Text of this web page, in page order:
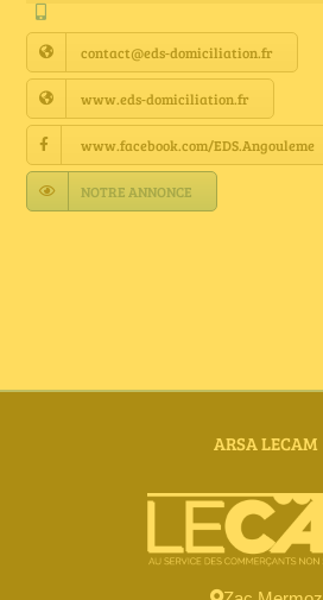
Annuaire Fournisseurs
Actualités
Contact
contact@eds-domiciliation.fr
www.eds-domiciliation.fr
www.facebook.com/EDS.Angouleme
NOTRE ANNONCE
ARSA LECAM